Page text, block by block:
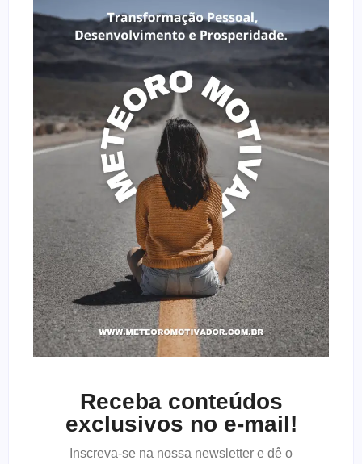
Receba conteúdos
exclusivos no e-mail!
Inscreva-se na nossa newsletter e dê o